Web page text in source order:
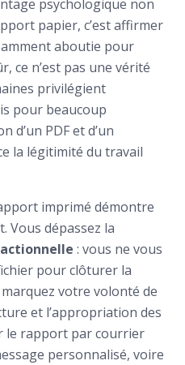
psychologique non
papier, c’est affirmer
aboutie pour
ce n’est pas une vérité
privilégient
pour beaucoup
d’un PDF et d’un
la légitimité du travail
imprimé démontre
Vous dépassez la
: vous ne vous
pour clôturer la
votre volonté de
et l’appropriation des
le rapport par courrier
personnalisé, voire